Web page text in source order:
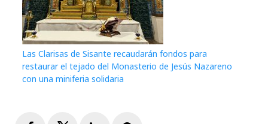
Las Clarisas de Sisante recaudarán fondos para
restaurar el tejado del Monasterio de Jesús Nazareno
con una miniferia solidaria